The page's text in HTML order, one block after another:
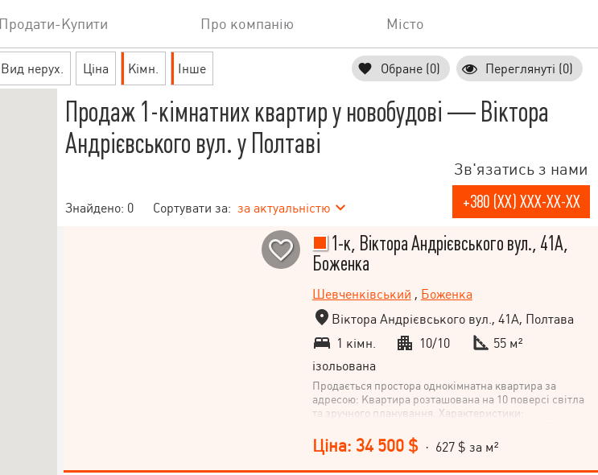
Продати-Купити Про компанію Місто
Вид нерух. Ціна Кімн. Інше Обране (0) Переглянуті (0)
Продаж 1-кімнатних квартир у новобудові — Віктора
Андрієвського вул. у Полтаві
Знайдено: 0 Сортувати за: за актуальністю
Зв'язатись з нами
+380 (XX) XXX-XX-XX
1-к, Віктора Андрієвського вул., 41А,
Боженка
Шевченківський , Боженка
Віктора Андрієвського вул., 41А, Полтава
1 кімн.
10/10
55 м²
ізольована
Продається простора однокімнатна квартира за
адресою: Квартира розташована на 10 поверсі світла
та зручного планування. Характеристики:
Кухня —17м2 + Кімната — 25 м2 + Санвузол — 5 м2 •
Дві лоджії Квартира має велику кухню та простору
кімнату, що дозволяє комфортно зонувати простір.
Ціна: 34 500 $· 627 $ за м²